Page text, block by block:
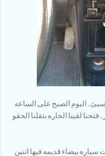
سيئ.. اليوم الصبح على الساعه
لقينا الجاره بتقلنا الحقو
بيضاء قديمه فيها اتنين